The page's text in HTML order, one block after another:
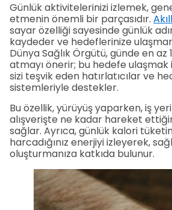
Günlük aktivitelerinizi izlemek,
etmenin önemli bir parçasıdır.
sayar özelliği sayesinde günlük
kaydeder ve hedeflerinize
Dünya Sağlık Örgütü, günde en az
atmayı önerir; bu hedefe ulaşmak
sizi teşvik eden hatırlatıcılar ve
sistemleriyle destekler.
Bu özellik, yürüyüş yaparken, iş
alışverişte ne kadar hareket
sağlar. Ayrıca, günlük kalori
harcadığınız enerjiyi izleyerek,
oluşturmanıza katkıda bulunur.